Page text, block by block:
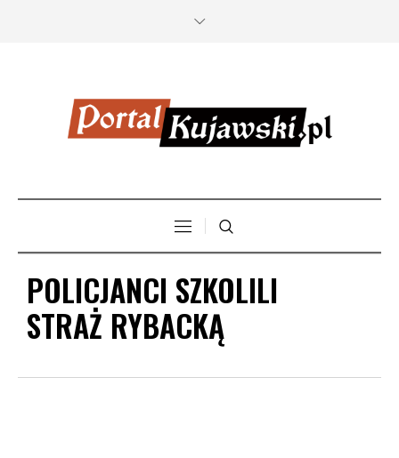
POLICJANCI SZKOLILI
STRAŻ RYBACKĄ